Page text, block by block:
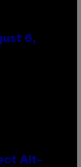
6,
Alt-